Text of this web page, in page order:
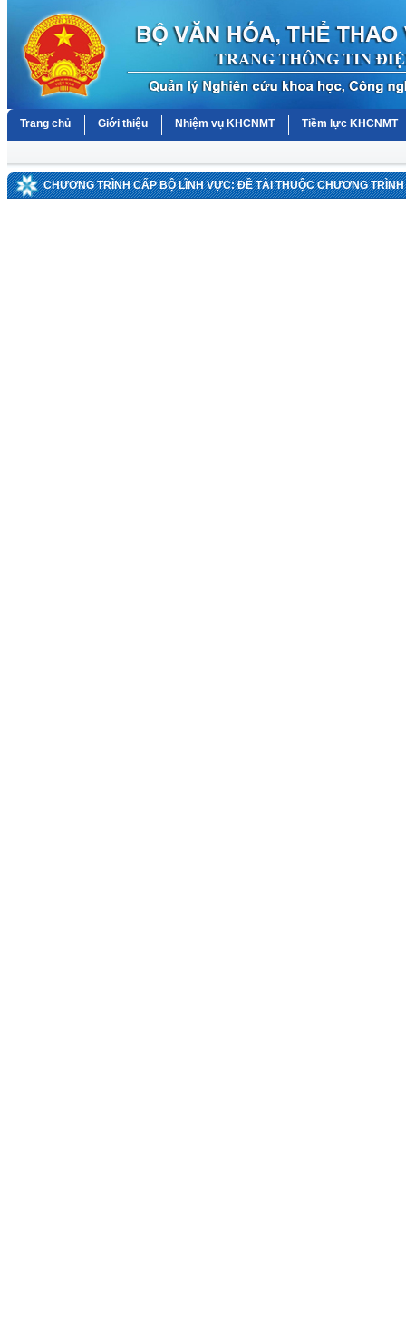
Trang chủ Giới thiệu Nhiệm vụ KHCNMT Tiềm lực KHCNMT
CHƯƠNG TRÌNH CẤP BỘ LĨNH VỰC: ĐỀ TÀI THUỘC CHƯƠNG